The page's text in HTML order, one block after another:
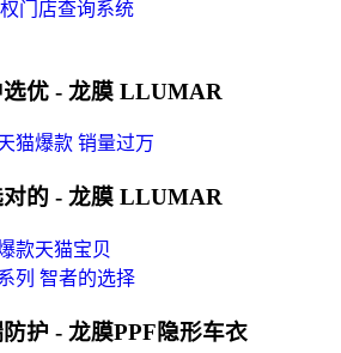
门店查询系统
选优 - 龙膜 LLUMAR
猫爆款 销量过万
对的 - 龙膜 LLUMAR
款天猫宝贝
列 智者的选择
护 - 龙膜PPF隐形车衣